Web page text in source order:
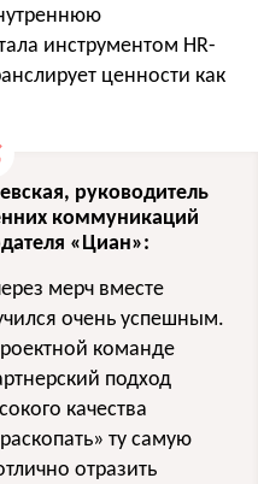
инструментом HR-
ценности как
руководитель
коммуникаций
«Циан»:
мерч вместе
очень успешным.
команде
подход
качества
ту самую
отразить